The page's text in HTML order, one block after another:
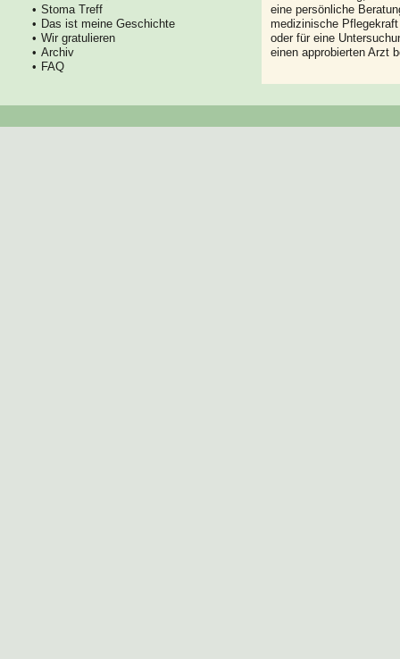
Stoma Treff
Das ist meine Geschichte
Wir gratulieren
Archiv
FAQ
eine persönliche
medizinische
oder für eine
einen approbierten Arzt